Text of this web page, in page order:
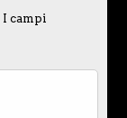
I campi